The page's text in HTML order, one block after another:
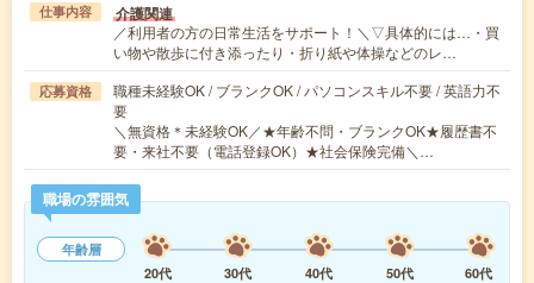
仕事内容 介護関連
／利用者の方の日常生活をサポート！＼▽具体的には…・買
い物や散歩に付き添ったり・折り紙や体操などのレ…
応募資格
職種未経験OK / ブランクOK / パソコンスキル不要 / 英語力不
要
＼無資格＊未経験OK／★年齢不問・ブランクOK★履歴書不
要・来社不要（電話登録OK）★社会保険完備＼…
職場の雰囲気
年齢層
20代
30代 40代 50代
60代